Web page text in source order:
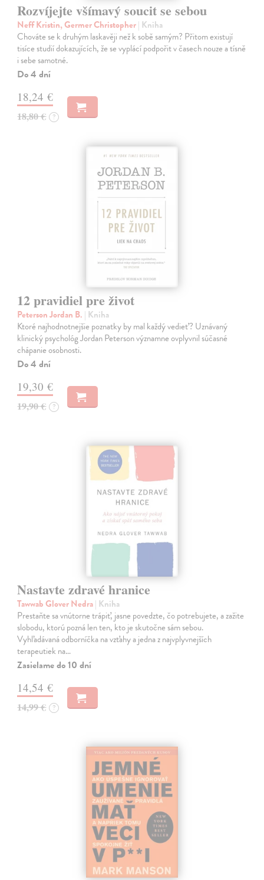
Rozvíjejte všímavý soucit se sebou
Neff Kristin, Germer Christopher| Kniha
Chováte se k druhým laskavěji než k sobě samým? Přitom existují
tisíce studií dokazujících, že se vyplácí podpořit v časech nouze a tísně
i sebe samotné.
Do 4 dní
18,24 €
18,80 € ?
12 pravidiel pre život
Peterson Jordan B. | Kniha
Ktoré najhodnotnejšie poznatky by mal každý vedieť? Uznávaný
klinický psychológ Jordan Peterson významne ovplyvnil súčasné
chápanie osobnosti.
Do 4 dní
19,30 €
19,90 € ?
Nastavte zdravé hranice
Tawwab Glover Nedra| Kniha
Prestaňte sa vnútorne trápiť, jasne povedzte, čo potrebujete, a zažite
slobodu, ktorú pozná len ten, kto je skutočne sám sebou.
Vyhľadávaná odborníčka na vzťahy a jedna z najvplyvnejších
terapeutiek na…
Zasielame do 10 dní
14,54 €
14,99 € ?